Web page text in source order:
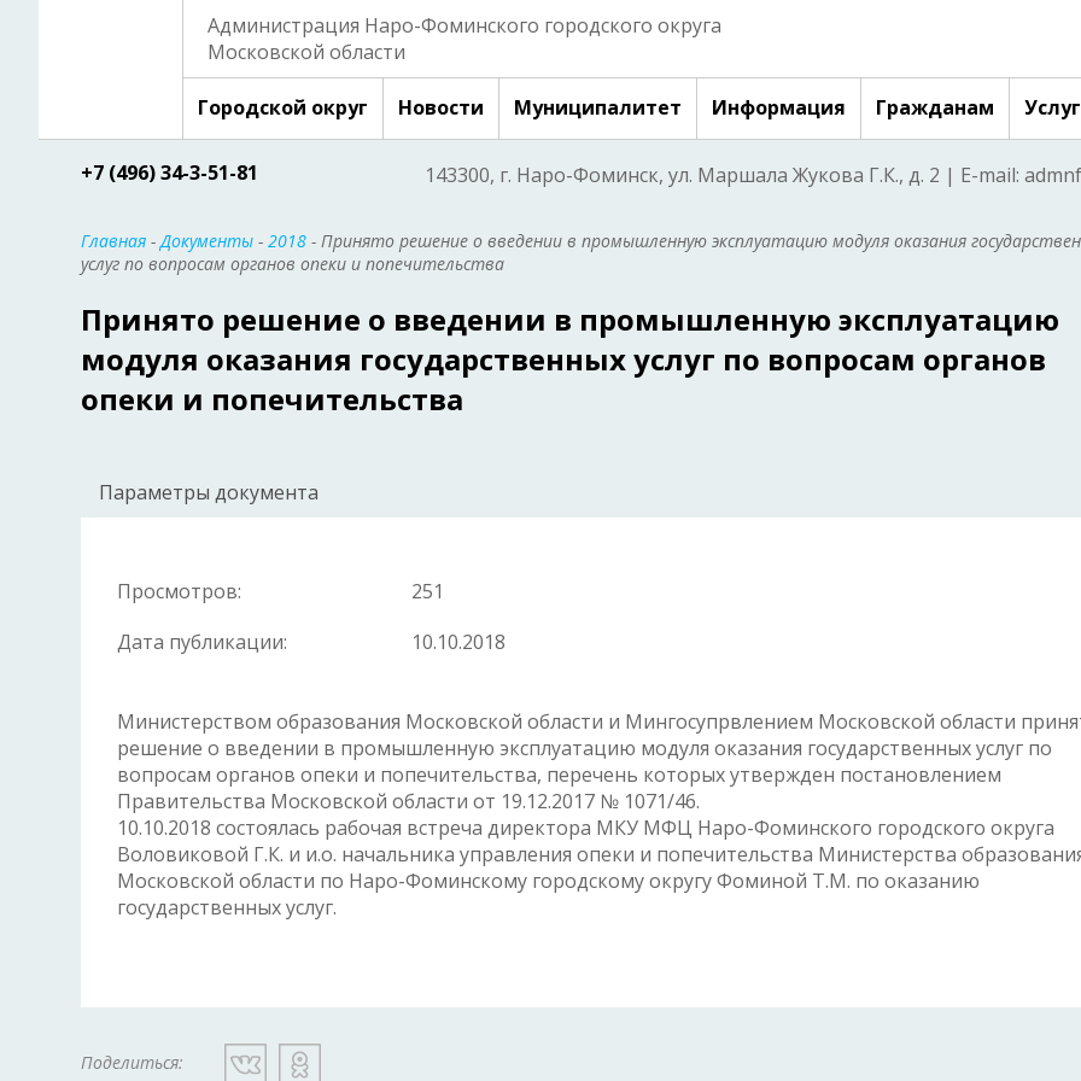
Администрация Наро-Фоминского городского округа
Московской области
Городской округ Новости Муниципалитет Информация Гражданам
+7 (496) 34-3-51-81 143300, г. Наро-Фоминск, ул. Маршала Жукова Г.К., д. 2 | E-mail:
Главная -Документы - 2018 - Принято решение о введении в промышленную эксплуатацию модуля оказания
услуг по вопросам органов опеки и попечительства
Принято решение о введении в промышленную эксплуатацию
модуля оказания государственных услуг по вопросам органов
опеки и попечительства
Параметры документа
Просмотров:
251
Дата публикации:
10.10.2018
Министерством образования Московской области и Мингосупрвлением Московской области
решение о введении в промышленную эксплуатацию модуля оказания государственных услуг по
вопросам органов опеки и попечительства, перечень которых утвержден постановлением
Правительства Московской области от 19.12.2017 № 1071/46.
10.10.2018 состоялась рабочая встреча директора МКУ МФЦ Наро-Фоминского городского округа
Воловиковой Г.К. и и.о. начальника управления опеки и попечительства Министерства
Московской области по Наро-Фоминскому городскому округу Фоминой Т.М. по оказанию
государственных услуг.
Поделиться: